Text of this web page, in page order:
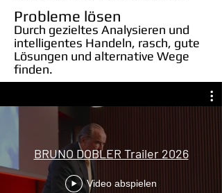
Probleme lösen
Durch gezieltes Analysieren und
intelligentes Handeln, rasch, gute
Lösungen und alternative Wege
finden.
BRUNO DOBLER Trailer 2026
Video abspielen